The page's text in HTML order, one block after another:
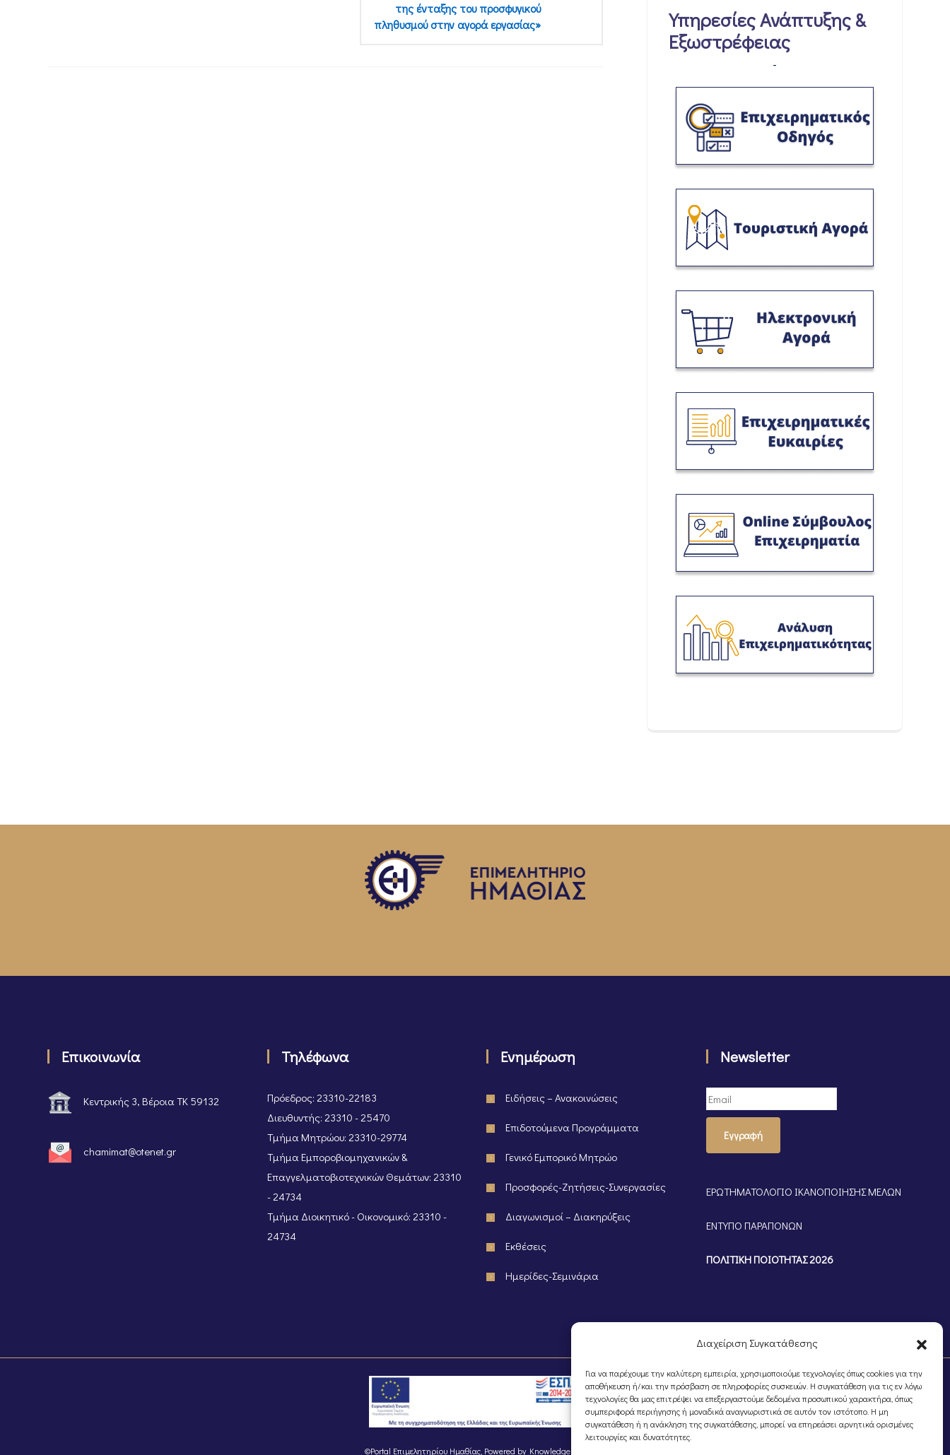
Διαχείριση Συγκατάθεσης
Για να παρέχουμε την καλύτερη εμπειρία, χρησιμοποιούμε τεχνολογίες όπως cookies για την
αποθήκευση ή/και την πρόσβαση σε πληροφορίες συσκευών. Η συγκατάθεση για τις εν λόγω
τεχνολογίες θα μας επιτρέψει να επεξεργαστούμε δεδομένα προσωπικού χαρακτήρα, όπως
συμπεριφορά περιήγησης ή μοναδικά αναγνωριστικά σε αυτόν τον ιστότοπο. Η μη
συγκατάθεση ή η ανάκληση της συγκατάθεσης, μπορεί να επηρεάσει αρνητικά ορισμένες
λειτουργίες και δυνατότητες.
της ένταξης του προσφυγικού
πληθυσμού στην αγορά εργασίας»
Υπηρεσίες Ανάπτυξης &
Εξωστρέφειας
-
Επικοινωνία
Κεντρικής 3, Βέροια ΤΚ 59132
chamimat@otenet.gr
Τηλέφωνα
Πρόεδρος: 23310-22183
Διευθυντής: 23310 - 25470
Τμήμα Μητρώου: 23310-29774
Τμήμα Εμποροβιομηχανικών &
Επαγγελματοβιοτεχνικών Θεμάτων: 23310
- 24734
Τμήμα Διοικητικό - Οικονομικό: 23310 -
24734
Ενημέρωση
Ειδήσεις – Ανακοινώσεις
Επιδοτούμενα Προγράμματα
Γενικό Εμπορικό Μητρώο
Προσφορές-Ζητήσεις-Συνεργασίες
Διαγωνισμοί – Διακηρύξεις
Εκθέσεις
Ημερίδες-Σεμινάρια
Newsletter
Εγγραφή
ΕΡΩΤΗΜΑΤΟΛΟΓΙΟ ΙΚΑΝΟΠΟΙΗΣΗΣ ΜΕΛΩΝ
ΕΝΤΥΠΟ ΠΑΡΑΠΟΝΩΝ
ΠΟΛΙΤΙΚΗ ΠΟΙΟΤΗΤΑΣ 2026
©Portal Επιμελητηρίου Ημαθίας, Powered by Knowledge A.E.